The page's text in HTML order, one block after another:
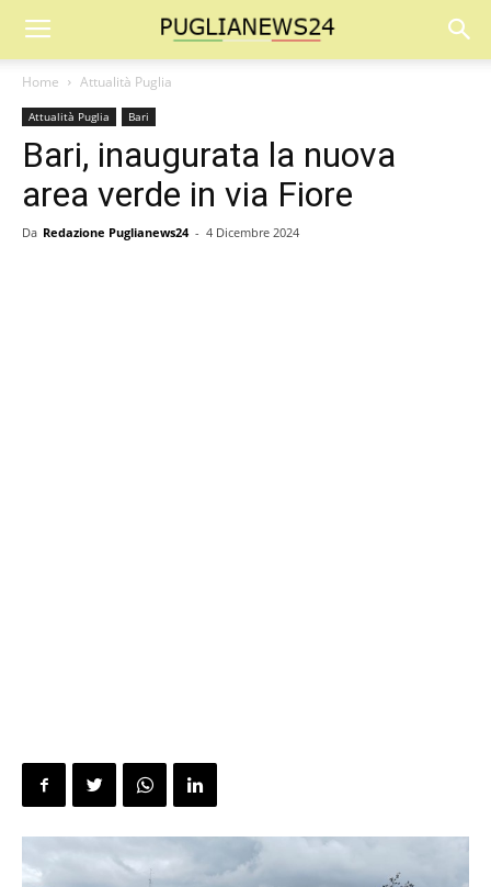
Home Attualità Puglia
Attualità Puglia Bari
Bari, inaugurata la nuova
area verde in via Fiore
Da Redazione Puglianews24 - 4 Dicembre 2024